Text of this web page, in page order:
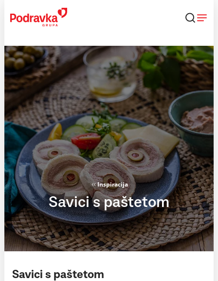
content
Inspiracija
Savici s paštetom
Savici s paštetom